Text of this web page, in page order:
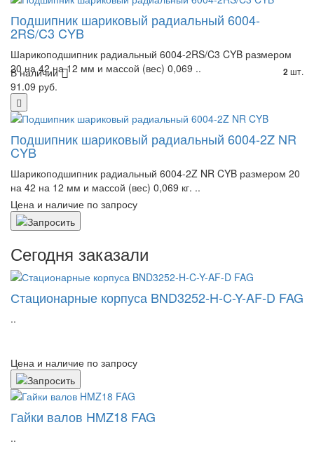
Подшипник шариковый радиальный 6004-
2RS/C3 CYB
Шарикоподшипник радиальный 6004-2RS/C3 CYB размером
20 на 42 на 12 мм и массой (вес) 0,069 ..
В наличии 2 шт.
91.09 руб.
Подшипник шариковый радиальный 6004-2Z NR
CYB
Шарикоподшипник радиальный 6004-2Z NR CYB размером 20
на 42 на 12 мм и массой (вес) 0,069 кг. ..
Цена и наличие по запросу
Сегодня заказали
Стационарные корпуса BND3252-H-C-Y-AF-D FAG
..
Цена и наличие по запросу
Гайки валов HMZ18 FAG
..